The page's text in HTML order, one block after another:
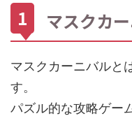
マスクカ
マスクカーニバルと
す。
パズル的な攻略ゲー